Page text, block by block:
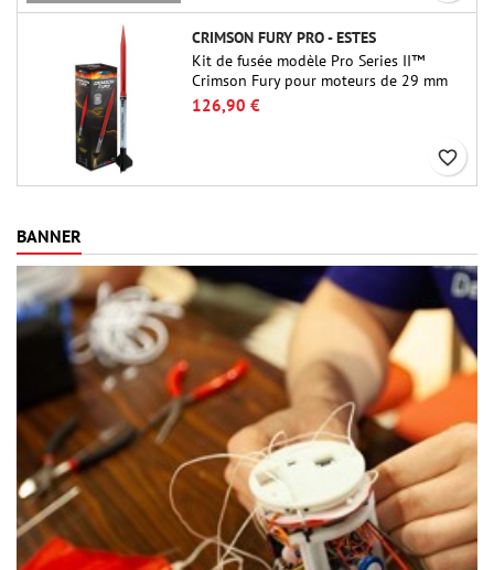
CRIMSON FURY PRO - ESTES
Kit de fusée modèle Pro Series II™
Crimson Fury pour moteurs de 29 mm
de type E, F et G. Conçu pour les
fuséologues confirmés, le Crimson Fury
126,90 €
favorite_border
BANNER